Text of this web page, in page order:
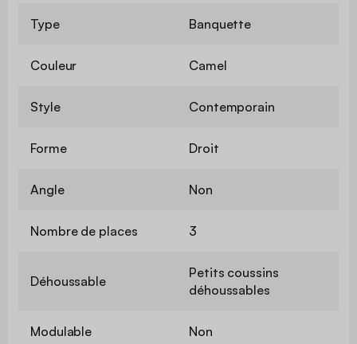
Type Banquette
Couleur Camel
Style Contemporain
Forme Droit
Angle Non
Nombre de places 3
Déhoussable
Petits coussins
déhoussables
Modulable Non